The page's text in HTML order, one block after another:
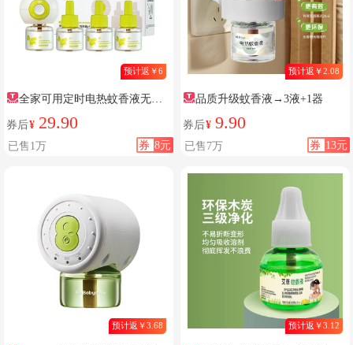
预计返￥6
全家可用定时电热蚊香液无味
无烟
券后¥ 29.90
券 8元
已售1万
预计返￥2.08
品质升级蚊香液→3液+1器
券后¥ 9.90
券 13元
已售7万
预计返￥3.68 预计返￥3.12